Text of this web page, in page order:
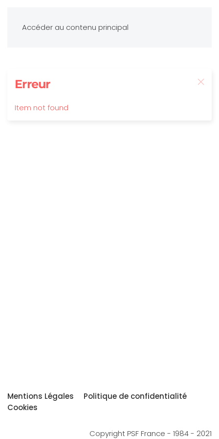
Accéder au contenu principal
Erreur
Item not found
Mentions Légales
Politique de confidentialité
Cookies
Copyright PSF France - 1984 - 2021